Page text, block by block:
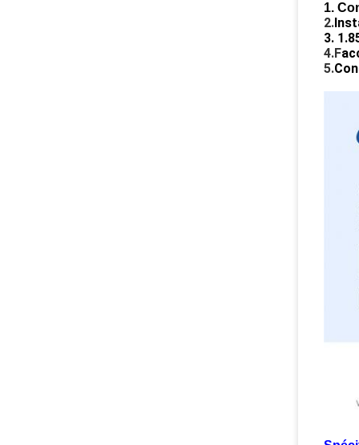
1.
2.
3.
4.F
5.